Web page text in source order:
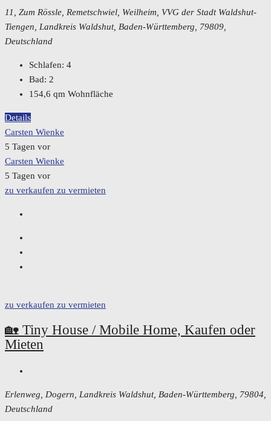
11, Zum Rössle, Remetschwiel, Weilheim, VVG der Stadt Waldshut-
Tiengen, Landkreis Waldshut, Baden-Württemberg, 79809,
Deutschland
Schlafen: 4
Bad: 2
154,6 qm Wohnfläche
Details
Carsten Wienke
5 Tagen vor
Carsten Wienke
5 Tagen vor
zu verkaufen zu vermieten
zu verkaufen zu vermieten
🏡 Tiny House / Mobile Home, Kaufen oder
Mieten
Erlenweg, Dogern, Landkreis Waldshut, Baden-Württemberg, 79804,
Deutschland